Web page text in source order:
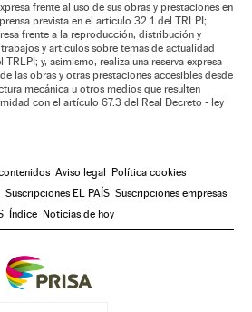
frente al uso de sus obras y prestaciones en
prevista en el artículo 32.1 del TRLPI;
frente a la reproducción, distribución y
y artículos sobre temas de actualidad
y, asimismo, realiza una reserva expresa
las obras y otras prestaciones accesibles desde
mecánica u otros medios que resulten
con el artículo 67.3 del Real Decreto - ley
Aviso legal
Política cookies
Suscripciones EL PAÍS Suscripciones empresas
Índice Noticias de hoy